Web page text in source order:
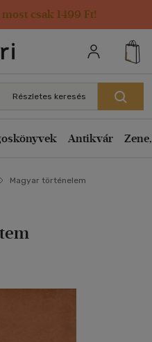
csak 1499 Ft!
Részletes keresés
Antikvár
Magyar történelem